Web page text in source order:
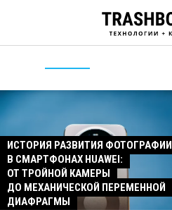
ИСТОРИЯ РАЗВИТИЯ ФОТОГРАФИИ
В СМАРТФОНАХ HUAWEI:
ОТ ТРОЙНОЙ КАМЕРЫ
ДО МЕХАНИЧЕСКОЙ ПЕРЕМЕННОЙ
ДИАФРАГМЫ